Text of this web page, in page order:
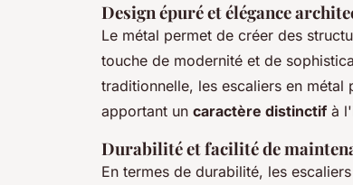
Design épuré et élégance
Le métal permet de créer des
touche de modernité et de
traditionnelle, les escaliers en métal
apportant un caractère distinctif à
Durabilité et facilité de
En termes de durabilité, les